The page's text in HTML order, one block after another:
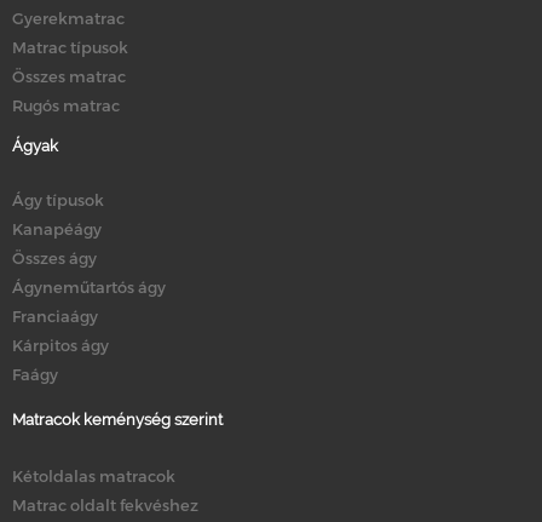
Gyerekmatrac
Matrac típusok
Összes matrac
Rugós matrac
Ágyak
Ágy típusok
Kanapéágy
Összes ágy
Ágyneműtartós ágy
Franciaágy
Kárpitos ágy
Faágy
Matracok keménység szerint
Kétoldalas matracok
Matrac oldalt fekvéshez